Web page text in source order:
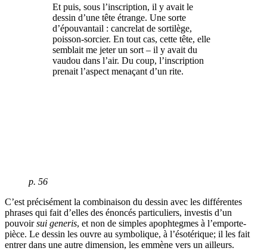
Et puis, sous l’inscription, il y avait le
dessin d’une tête étrange. Une sorte
d’épouvantail : cancrelat de sortilège,
poisson-sorcier. En tout cas, cette tête, elle
semblait me jeter un sort – il y avait du
vaudou dans l’air. Du coup, l’inscription
prenait l’aspect menaçant d’un rite.
p. 56
C’est précisément la combinaison du dessin avec les différentes
phrases qui fait d’elles des énoncés particuliers, investis d’un
pouvoirsui generis, et non de simples apophtegmes à l’emporte-
pièce. Le dessin les ouvre au symbolique, à l’ésotérique; il les fait
entrer dans une autre dimension, les emmène vers un ailleurs.